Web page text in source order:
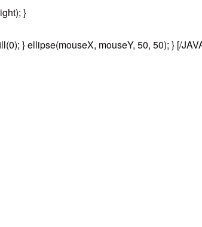
}
} ellipse(mouseX, mouseY, 50, 50); } [/